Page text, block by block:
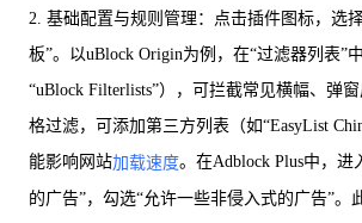
2. 基础配置与规则管理：点击插件图标，选
板”。以uBlock Origin为例，在“过滤器列表”
“uBlock Filterlists”），可拦截常见横幅、弹
格过滤，可添加第三方列表（如“EasyList
能影响网站加载速度。在Adblock Plus中，进
的广告”，勾选“允许一些非侵入式的广告”。